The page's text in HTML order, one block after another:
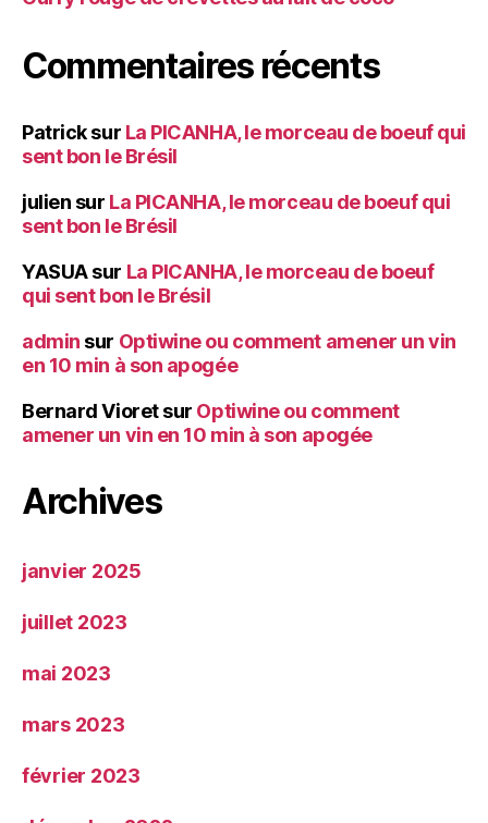
Commentaires récents
Patricksur La PICANHA, le morceau de boeuf qui
sent bon le Brésil
julien sur La PICANHA, le morceau de boeuf qui
sent bon le Brésil
YASUAsur La PICANHA, le morceau de boeuf
qui sent bon le Brésil
admin sur Optiwine ou comment amener un vin
en 10 min à son apogée
Bernard Vioretsur Optiwine ou comment
amener un vin en 10 min à son apogée
Archives
janvier 2025
juillet 2023
mai 2023
mars 2023
février 2023